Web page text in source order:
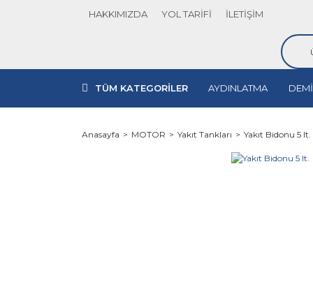
HAKKIMIZDA YOL TARİFİ İLETİŞİM
TÜM KATEGORİLER AYDINLATMA
Anasayfa MOTOR Yakıt Tankları Yakıt Bidonu 5 lt.